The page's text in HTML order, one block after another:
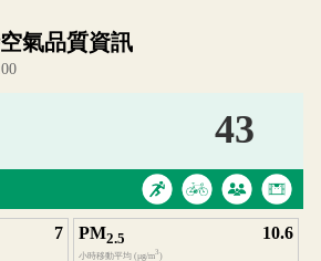
工具為視覺預覽，完整即時空